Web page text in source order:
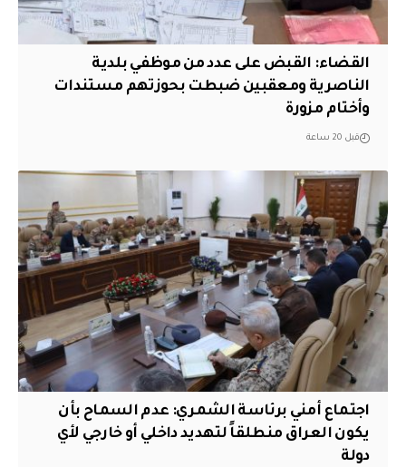
القضاء: القبض على عدد من موظفي بلدية
الناصرية ومعقبين ضبطت بحوزتهم مستندات
وأختام مزورة
قبل 20 ساعة
اجتماع أمني برئاسة الشمري: عدم السماح بأن
يكون العراق منطلقاً لتهديد داخلي أو خارجي لأي
دولة